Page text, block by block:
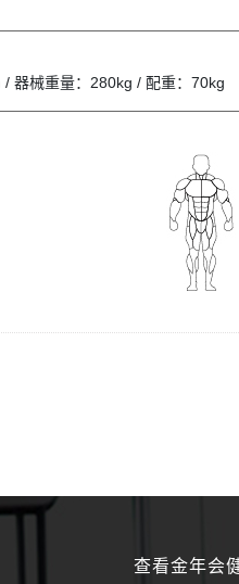
器械重量：280kg / 配重：70kg
查看金年会